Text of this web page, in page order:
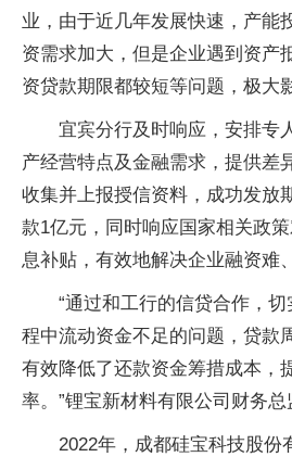
业，由于近几年发展快速，产能
资需求加大，但是企业遇到资产
资贷款期限都较短等问题，极大
宜宾分行及时响应，安排专
产经营特点及金融需求，提供差
收集并上报授信资料，成功发放
款1亿元，同时响应国家相关政
息补贴，有效地解决企业融资难
“通过和工行的信贷合作，
程中流动资金不足的问题，贷款
有效降低了还款资金筹措成本，
率。”锂宝新材料有限公司财务总
2022年，成都硅宝科技股份